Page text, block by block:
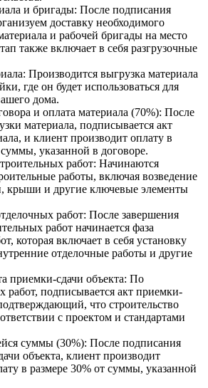
и бригады: После подписания
доставку необходимого
и рабочей бригады на место
также включает в себя разгрузочные
Производится выгрузка материала
где он будет использоваться для
дома.
и оплата материала (70%): После
материала, подписывается акт
и клиент производит оплату в
указанной в договоре.
работ: Начинаются
работы, включая возведение
крыши и другие ключевые элементы
работ: После завершения
работ начинается фаза
которая включает в себя установку
отделочные работы и другие
приемки-сдачи объекта: По
работ, подписывается акт приемки-
что строительство
с проектом и стандартами
суммы (30%): После подписания
объекта, клиент производит
в размере 30% от суммы, указанной